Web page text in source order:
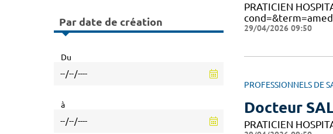
PRATICIEN
29/04/2026 09:50
PROFESSIONNELS DE
Docteur
PRATICIEN
Par date de création
Du
à